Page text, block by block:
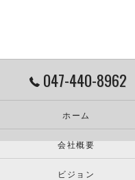
047-440-8962
ホーム
会社概要
ビジョン